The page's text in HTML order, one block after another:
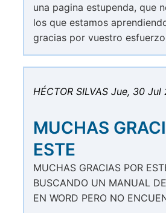
una pagina estupenda, que
los que estamos
gracias por vuestro esfuerzo
HÉCTOR SILVAS Jue, 30 Jul
MUCHAS
ESTE
MUCHAS GRACIAS POR
BUSCANDO UN MANUAL
EN WORD PERO NO